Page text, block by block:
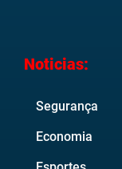
Noticias:
Segurança
Economia